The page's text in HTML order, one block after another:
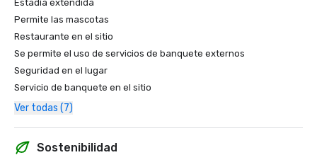
Estadía extendida
Permite las mascotas
Restaurante en el sitio
Se permite el uso de servicios de banquete externos
Seguridad en el lugar
Servicio de banquete en el sitio
Ver todas (7)
Sostenibilidad